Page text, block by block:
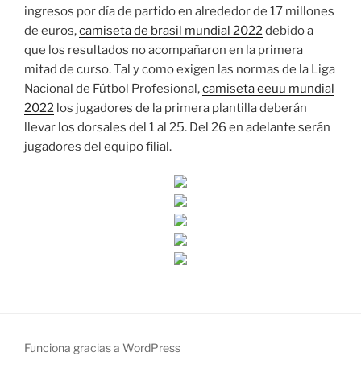
ingresos por día de partido en alrededor de 17 millones
de euros,camiseta de brasil mundial 2022debido a
que los resultados no acompañaron en la primera
mitad de curso. Tal y como exigen las normas de la Liga
Nacional de Fútbol Profesional,camiseta eeuu mundial
2022 los jugadores de la primera plantilla deberán
llevar los dorsales del 1 al 25. Del 26 en adelante serán
jugadores del equipo filial.
Funciona gracias a WordPress